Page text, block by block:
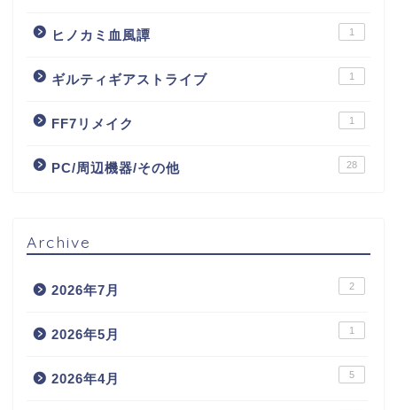
ヒノカミ血風譚 1
ギルティギアストライブ 1
FF7リメイク 1
PC/周辺機器/その他 28
Archive
2026年7月 2
2026年5月 1
2026年4月 5